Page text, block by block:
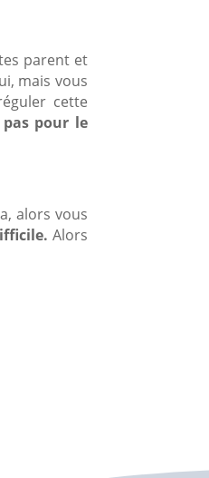
parent et
mais vous
cette
pour le
alors vous
Alors